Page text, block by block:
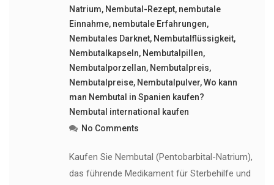
Natrium, Nembutal-Rezept, nembutale
Einnahme, nembutale Erfahrungen,
Nembutales Darknet, Nembutalflüssigkeit,
Nembutalkapseln, Nembutalpillen,
Nembutalporzellan, Nembutalpreis,
Nembutalpreise, Nembutalpulver,Wo kann
man Nembutal in Spanien kaufen?
Nembutal international kaufen
No Comments
Kaufen Sie Nembutal (Pentobarbital-Natrium),
das führende Medikament für Sterbehilfe und